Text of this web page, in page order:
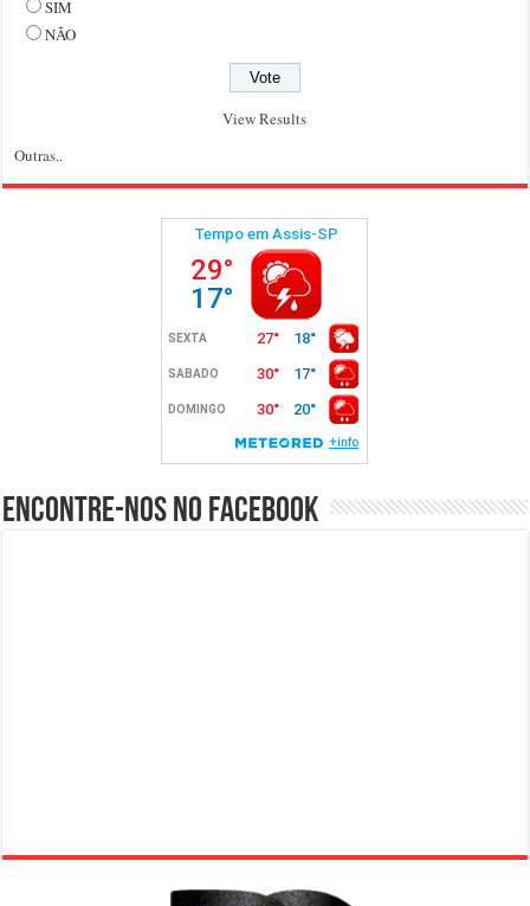
SIM
NÃO
View Results
Outras..
Encontre-nos no Facebook